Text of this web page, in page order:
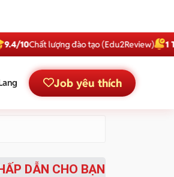
10Chất lượng đào tạo (Edu2Review) 1
Job yêu thích
DẪN CHO BẠN